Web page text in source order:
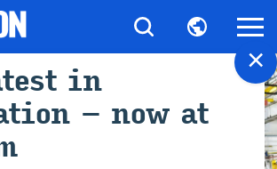
×
in
– now at